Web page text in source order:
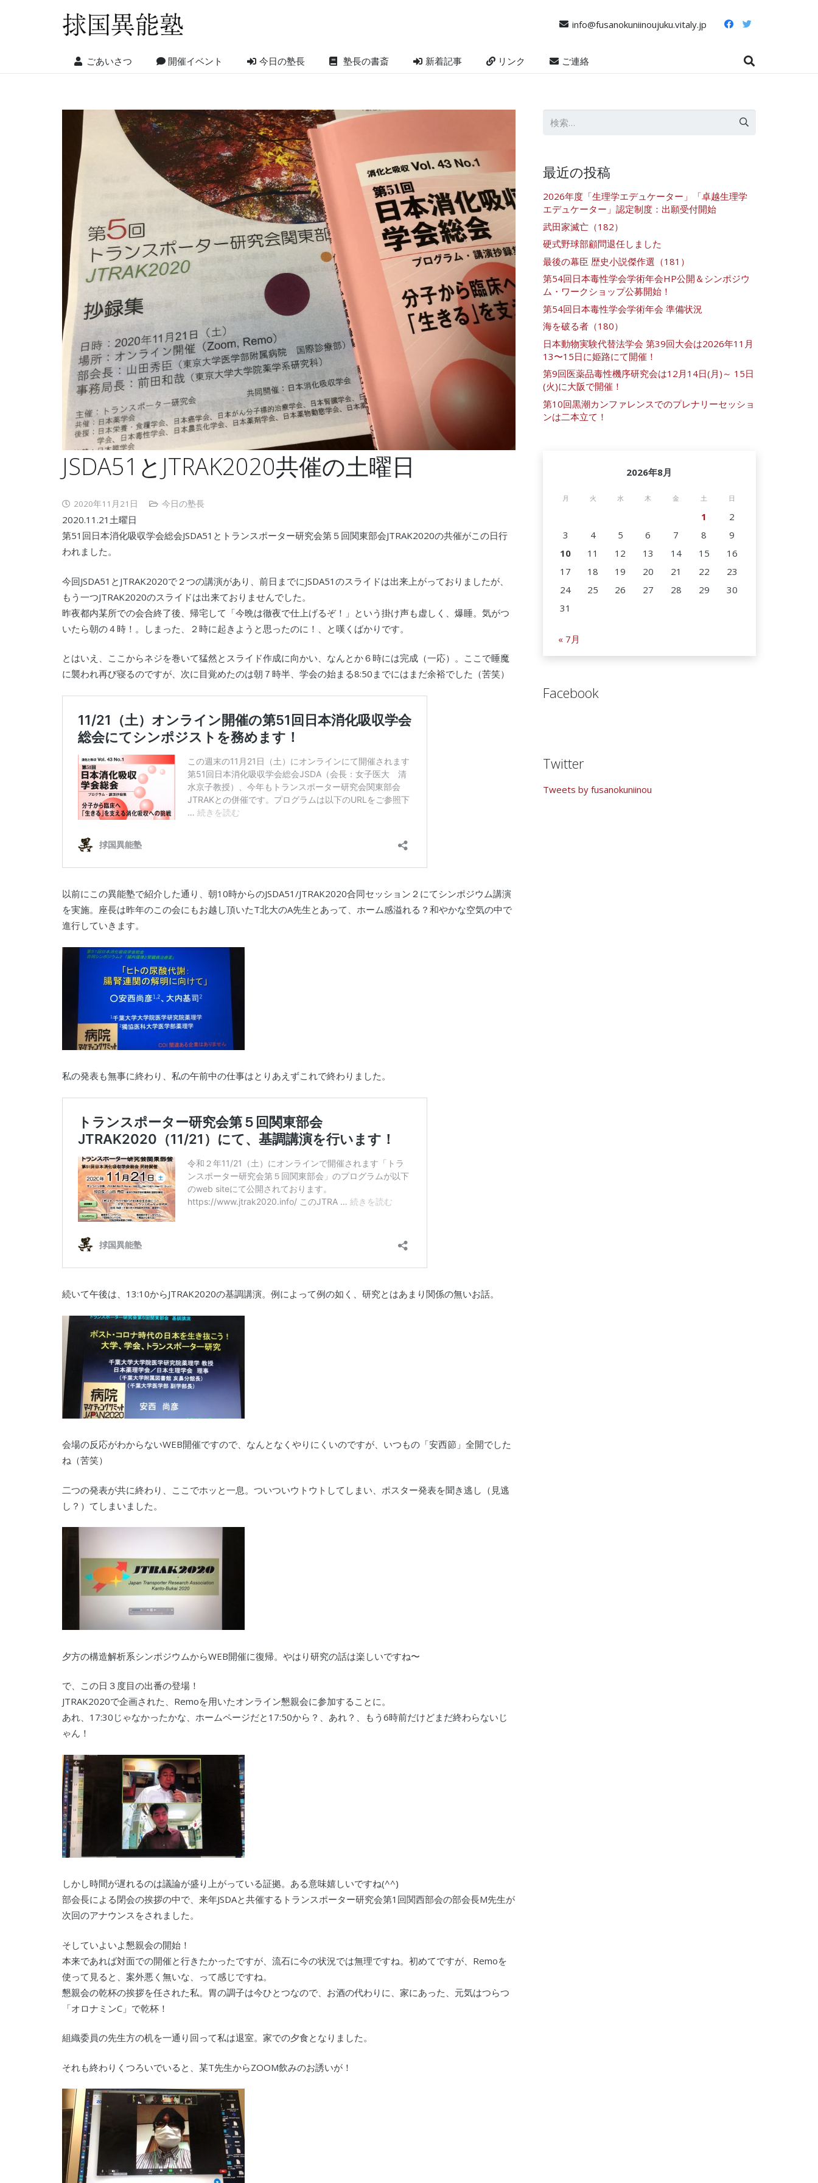
info@fusanokuniinoujuku.vitaly.jp
ごあいさつ 開催イベント 今日の塾長 塾長の書斎 新着記事 リンク ご連絡
JSDA51とJTRAK2020共催の土曜日
2020年11月21日 今日の塾長
2020.11.21土曜日
第51回日本消化吸収学会総会JSDA51とトランスポーター研究会第５回関東部会JTRAK2020の共催がこの日行
われました。
今回JSDA51とJTRAK2020で２つの講演があり、前日までにJSDA51のスライドは出来上がっておりましたが、
もう一つJTRAK2020のスライドは出来ておりませんでした。
昨夜都内某所での会合終了後、帰宅して「今晩は徹夜で仕上げるぞ！」という掛け声も虚しく、爆睡。気がつ
いたら朝の４時！。しまった、２時に起きようと思ったのに！、と嘆くばかりです。
とはいえ、ここからネジを巻いて猛然とスライド作成に向かい、なんとか６時には完成（一応）。ここで睡魔
に襲われ再び寝るのですが、次に目覚めたのは朝７時半、学会の始まる8:50までにはまだ余裕でした（苦笑）
以前にこの異能塾で紹介した通り、朝10時からのJSDA51/JTRAK2020合同セッション２にてシンポジウム講演
を実施。座長は昨年のこの会にもお越し頂いたT北大のA先生とあって、ホーム感溢れる？和やかな空気の中で
進行していきます。
私の発表も無事に終わり、私の午前中の仕事はとりあえずこれで終わりました。
続いて午後は、13:10からJTRAK2020の基調講演。例によって例の如く、研究とはあまり関係の無いお話。
会場の反応がわからないWEB開催ですので、なんとなくやりにくいのですが、いつもの「安西節」全開でした
ね（苦笑）
二つの発表が共に終わり、ここでホッと一息。ついついウトウトしてしまい、ポスター発表を聞き逃し（見逃
し？）てしまいました。
夕方の構造解析系シンポジウムからWEB開催に復帰。やはり研究の話は楽しいですね〜
で、この日３度目の出番の登場！
JTRAK2020で企画された、Remoを用いたオンライン懇親会に参加することに。
あれ、17:30じゃなかったかな、ホームページだと17:50から？、あれ？、もう6時前だけどまだ終わらないじ
ゃん！
しかし時間が遅れるのは議論が盛り上がっている証拠。ある意味嬉しいですね(^^)
部会長による閉会の挨拶の中で、来年JSDAと共催するトランスポーター研究会第1回関西部会の部会長M先生が
次回のアナウンスをされました。
そしていよいよ懇親会の開始！
本来であれば対面での開催と行きたかったですが、流石に今の状況では無理ですね。初めてですが、Remoを
使って見ると、案外悪く無いな、って感じですね。
懇親会の乾杯の挨拶を任された私。胃の調子は今ひとつなので、お酒の代わりに、家にあった、元気はつらつ
「オロナミンC」で乾杯！
組織委員の先生方の机を一通り回って私は退室。家での夕食となりました。
それも終わりくつろいでいると、某T先生からZOOM飲みのお誘いが！
最近の投稿
2026年度「生理学エデュケーター」「卓越生理学
エデュケーター」認定制度：出願受付開始
武田家滅亡（182）
硬式野球部顧問退任しました
最後の幕臣 歴史小説傑作選（181）
第54回日本毒性学会学術年会HP公開＆シンポジウ
ム・ワークショップ公募開始！
第54回日本毒性学会学術年会 準備状況
海を破る者（180）
日本動物実験代替法学会 第39回大会は2026年11月
13〜15日に姫路にて開催！
第9回医薬品毒性機序研究会は12月14日(月)～ 15日
(火)に大阪で開催！
第10回黒潮カンファレンスでのプレナリーセッショ
ンは二本立て！
2026年8月
月 火 水 木 金 土 日
1
2
3
4 5 6 7 8
9
10
11 12 13 14 15
16
17
18 19 20 21 22
23
24
25 26 27 28 29
30
31
« 7月
Facebook
Twitter
Tweets by fusanokuniinou